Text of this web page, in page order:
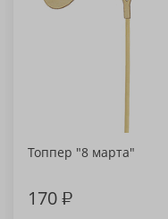
Топпер "8 марта"
170₽